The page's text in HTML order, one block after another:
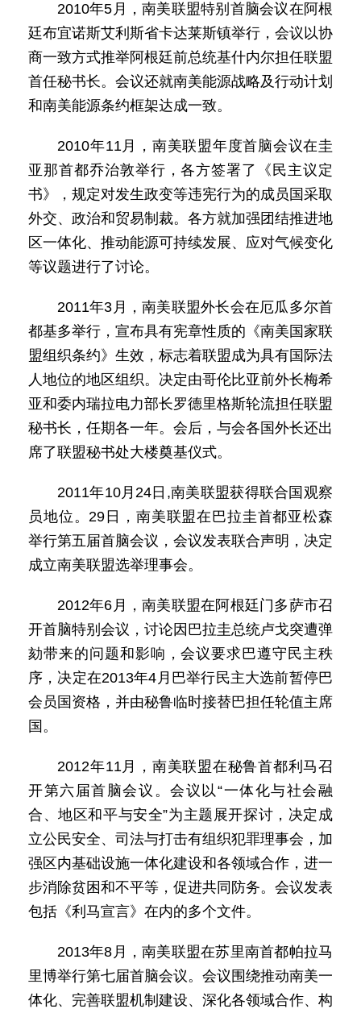
2010年5月，南美联盟特别首脑会议在阿根
廷布宜诺斯艾利斯省卡达莱斯镇举行，会议以协
商一致方式推举阿根廷前总统基什内尔担任联盟
首任秘书长。会议还就南美能源战略及行动计划
和南美能源条约框架达成一致。
2010年11月，南美联盟年度首脑会议在圭
亚那首都乔治敦举行，各方签署了《民主议定
书》，规定对发生政变等违宪行为的成员国采取
外交、政治和贸易制裁。各方就加强团结推进地
区一体化、推动能源可持续发展、应对气候变化
等议题进行了讨论。
2011年3月，南美联盟外长会在厄瓜多尔首
都基多举行，宣布具有宪章性质的《南美国家联
盟组织条约》生效，标志着联盟成为具有国际法
人地位的地区组织。决定由哥伦比亚前外长梅希
亚和委内瑞拉电力部长罗德里格斯轮流担任联盟
秘书长，任期各一年。会后，与会各国外长还出
席了联盟秘书处大楼奠基仪式。
2011年10月24日,南美联盟获得联合国观察
员地位。29日，南美联盟在巴拉圭首都亚松森
举行第五届首脑会议，会议发表联合声明，决定
成立南美联盟选举理事会。
2012年6月，南美联盟在阿根廷门多萨市召
开首脑特别会议，讨论因巴拉圭总统卢戈突遭弹
劾带来的问题和影响，会议要求巴遵守民主秩
序，决定在2013年4月巴举行民主大选前暂停巴
会员国资格，并由秘鲁临时接替巴担任轮值主席
国。
2012年11月，南美联盟在秘鲁首都利马召
开第六届首脑会议。会议以“一体化与社会融
合、地区和平与安全”为主题展开探讨，决定成
立公民安全、司法与打击有组织犯罪理事会，加
强区内基础设施一体化建设和各领域合作，进一
步消除贫困和不平等，促进共同防务。会议发表
包括《利马宣言》在内的多个文件。
2013年8月，南美联盟在苏里南首都帕拉马
里博举行第七届首脑会议。会议围绕推动南美一
体化、完善联盟机制建设、深化各领域合作、构